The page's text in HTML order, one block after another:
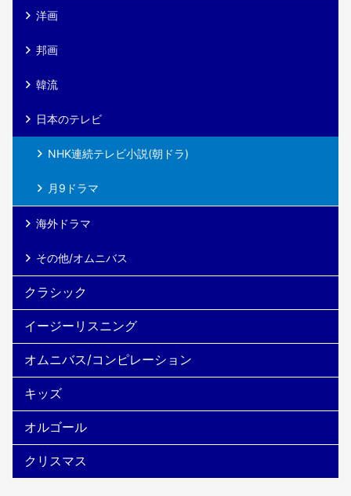
洋画
邦画
韓流
日本のテレビ
NHK連続テレビ小説(朝ドラ)
月9ドラマ
海外ドラマ
その他/オムニバス
クラシック
イージーリスニング
オムニバス/コンピレーション
キッズ
オルゴール
クリスマス